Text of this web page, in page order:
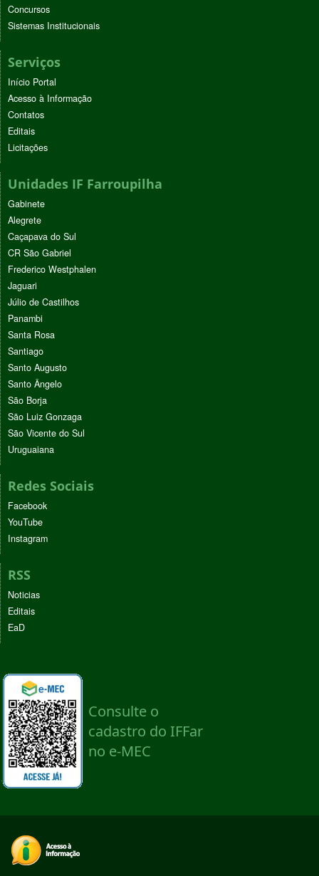
Concursos
Sistemas Institucionais
Serviços
Início Portal
Acesso à Informação
Contatos
Editais
Licitações
Unidades IF Farroupilha
Gabinete
Alegrete
Caçapava do Sul
CR São Gabriel
Frederico Westphalen
Jaguari
Júlio de Castilhos
Panambi
Santa Rosa
Santiago
Santo Augusto
Santo Ângelo
São Borja
São Luiz Gonzaga
São Vicente do Sul
Uruguaiana
Redes Sociais
Facebook
YouTube
Instagram
RSS
Noticias
Editais
EaD